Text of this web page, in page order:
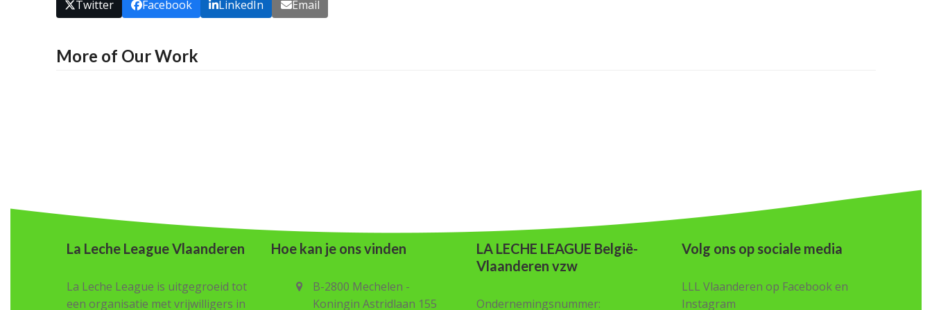
Twitter Facebook LinkedIn Email
More of Our Work
La Leche League Vlaanderen
La Leche League is uitgegroeid tot
een organisatie met vrijwilligers in
Hoe kan je ons vinden
B-2800 Mechelen -
Koningin Astridlaan 155
LA LECHE LEAGUE België-
Vlaanderen vzw
Ondernemingsnummer:
Volg ons op sociale media
LLL Vlaanderen op Facebook en
Instagram